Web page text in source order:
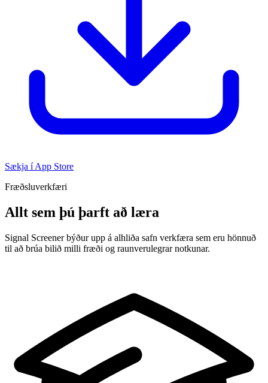
Sækja í App Store
Fræðsluverkfæri
Allt sem þú þarft að læra
Signal Screener býður upp á alhliða safn verkfæra sem eru hönnuð
til að brúa bilið milli fræði og raunverulegrar notkunar.